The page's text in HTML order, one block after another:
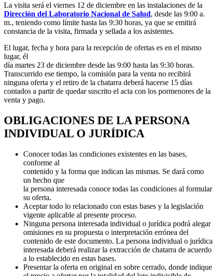
La visita será el viernes 12 de diciembre en las instalaciones de la
Dirección del Laboratorio Nacional de Salud, desde las 9:00 a.
m., teniendo como límite hasta las 9:30 horas, ya que se emitirá
constancia de la visita, firmada y sellada a los asistentes.
El lugar, fecha y hora para la recepción de ofertas es en el mismo
lugar, él
día martes 23 de diciembre desde las 9:00 hasta las 9:30 horas.
Transcurrido ese tiempo, la comisión para la venta no recibirá
ninguna oferta y el retiro de la chatarra deberá hacerse 15 días
contados a partir de quedar suscrito el acta con los pormenores de la
venta y pago.
OBLIGACIONES DE LA PERSONA
INDIVIDUAL O JURÍDICA
Conocer todas las condiciones existentes en las bases,
conforme al
contenido y la forma que indican las mismas. Se dará como
un hecho que
la persona interesada conoce todas las condiciones al formular
su oferta.
Aceptar todo lo relacionado con estas bases y la legislación
vigente aplicable al presente proceso.
Ninguna persona interesada individual o jurídica podrá alegar
omisiones en su propuesta o interpretación errónea del
contenido de este documento. La persona individual o jurídica
interesada deberá realizar la extracción de chatarra de acuerdo
a lo establecido en estas bases.
Presentar la oferta en original en sobre cerrado, donde indique